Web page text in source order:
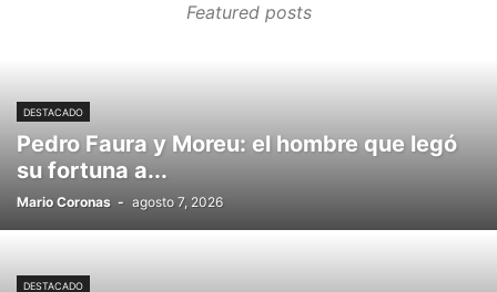
ESTUDIANTES FEMENINO
Featured posts
DESTACADO
Pedro Faura y Moreu: el hombre que legó
su fortuna a...
Mario Coronas - agosto 7, 2026
DESTACADO